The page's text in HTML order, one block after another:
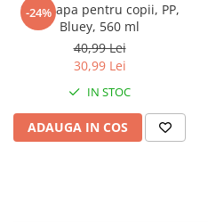
-24%
Sticla apa pentru copii, PP,
Bluey, 560 ml
40,99 Lei
30,99 Lei
IN STOC
ADAUGA IN COS